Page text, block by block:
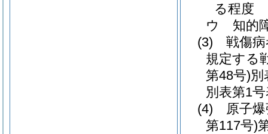
る程度
ウ
知
(3)
戦傷
規定する
第48号)別
別表第1
(4)
原子
第117号)